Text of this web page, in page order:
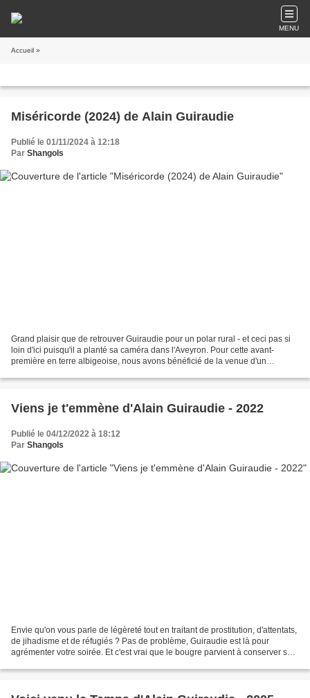
MENU
Accueil »
Miséricorde (2024) de Alain Guiraudie
Publié le 01/11/2024 à 12:18
Par Shangols
Grand plaisir que de retrouver Guiraudie pour un polar rural - et ceci pas si
loin d'ici puisqu'il a planté sa caméra dans l'Aveyron. Pour cette avant-
première en terre albigeoise, nous avons bénéficié de la venue d'un
Viens je t'emmène d'Alain Guiraudie - 2022
Publié le 04/12/2022 à 18:12
Par Shangols
Envie qu'on vous parle de légèreté tout en traitant de prostitution, d'attentats,
de jihadisme et de réfugiés ? Pas de problème, Guiraudie est là pour
agrémenter votre soirée. Et c'est vrai que le bougre parvient à conserver son